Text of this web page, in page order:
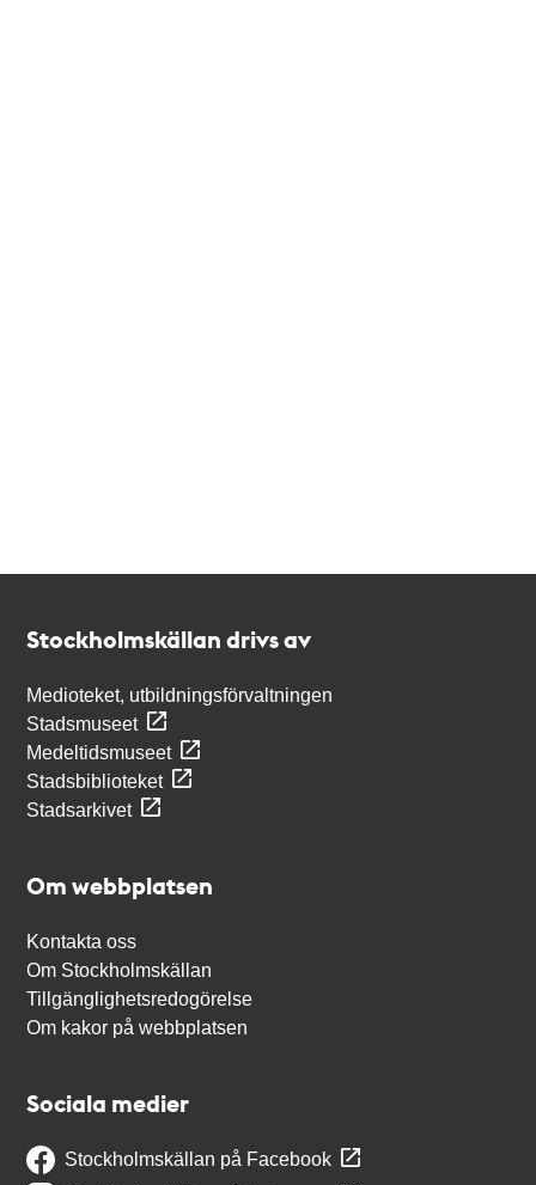
Stockholmskällan drivs av
Medioteket, utbildningsförvaltningen
Stadsmuseet
Medeltidsmuseet
Stadsbiblioteket
Stadsarkivet
Om webbplatsen
Kontakta oss
Om Stockholmskällan
Tillgänglighetsredogörelse
Om kakor på webbplatsen
Sociala medier
Stockholmskällan på Facebook